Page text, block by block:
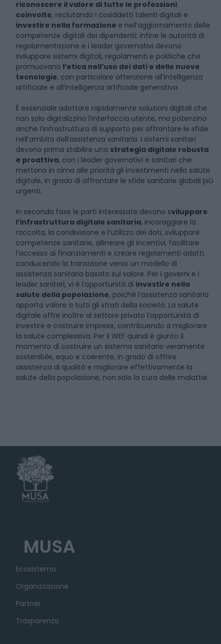
riconoscere il valore di tutte le professioni
coinvolte, reclutando i cosiddetti talenti digitali e
investire nella formazione e nell’aggiornamento delle
competenze digitali dei dipendenti; infine le autorità di
regolamentazione e i leader governativi devono
sviluppare sistemi digitali, regolamenti e politiche che
promuovano l’etica nell’uso dei dati e delle nuove
tecnologie, con particolare attenzione all’intelligenza
artificiale e all’intelligenza artificiale generativa
È essenziale adottare rapidamente soluzioni digitali che
non solo digitalizzino l’interfaccia utente, ma potenzino
anche l’infrastruttura di supporto per affrontare le sfide
nell’ambito dell’assistenza sanitaria. I sistemi sanitari
devono prima stabilire una strategia digitale robusta
e proattiva, con i leader governativi e sanitari che
mettono in cima alle priorità gli investimenti nella salute
digitale, in grado di affrontare le sfide sanitarie globali più
urgenti.
In seconda fase le parti interessate devono sviluppare
l’infrastruttura digitale sanitaria, incoraggiare la
raccolta, la condivisione e l’utilizzo dei dati, sviluppare
competenze sanitarie, allineare gli incentivi, facilitare
l’accesso ai finanziamenti e creare regolamenti adatti,
conducendo la transizione verso un modello di
assistenza sanitaria basato sul valore. Per i governi e i
leader sanitari, vi è l’opportunità di investire nella
salute della popolazione, poiché l’assistenza sanitaria
apporta valore a tutti gli strati della società. La salute
digitale offre inoltre al settore privato l’opportunità di
investire e costruire imprese, contribuendo a migliorare
la salute complessiva. Per il WEF quindi è giunto il
momento di costruire un sistema sanitario veramente
sostenibile, equo e coerente, in grado di offrire
assistenza di qualità e migliorare effettivamente la
salute della popolazione, non solo la cura delle malattie.
MUSA
Ecosistema
Organizzazione
Partner
Trasparenza